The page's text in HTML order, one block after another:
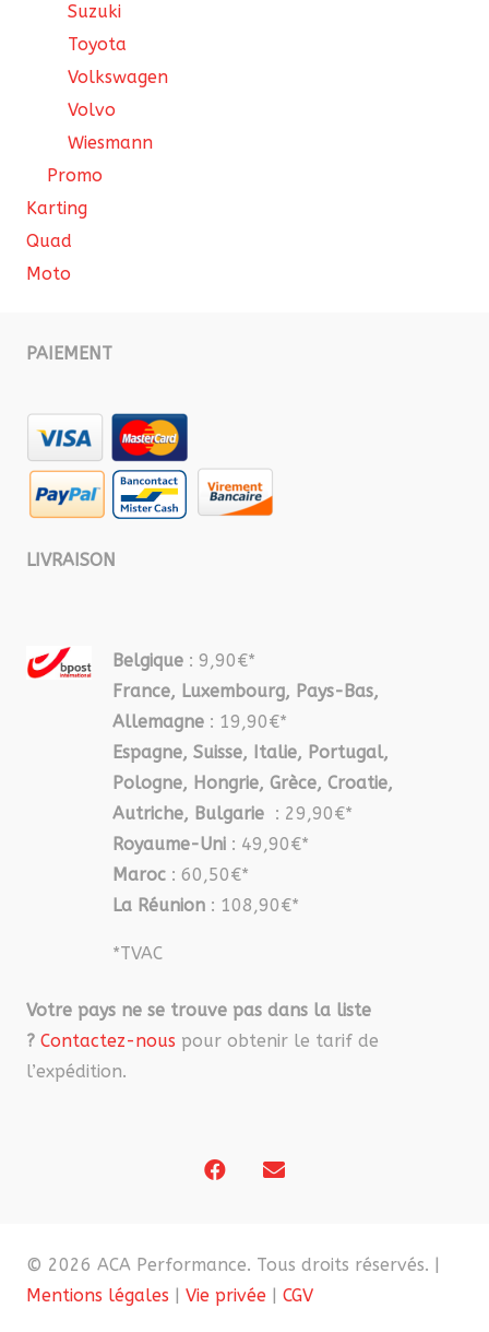
Suzuki
Toyota
Volkswagen
Volvo
Wiesmann
Promo
Karting
Quad
Moto
PAIEMENT
LIVRAISON
Belgique : 9,90€*
France, Luxembourg, Pays-Bas,
Allemagne : 19,90€*
Espagne, Suisse, Italie, Portugal,
Pologne, Hongrie, Grèce, Croatie,
Autriche, Bulgarie : 29,90€*
Royaume-Uni : 49,90€*
Maroc : 60,50€*
La Réunion : 108,90€*
*TVAC
Votre pays ne se trouve pas dans la liste
? Contactez-nous pour obtenir le tarif de
l’expédition.
© 2026 ACA Performance. Tous droits réservés. |
Mentions légales
Vie privée CGV